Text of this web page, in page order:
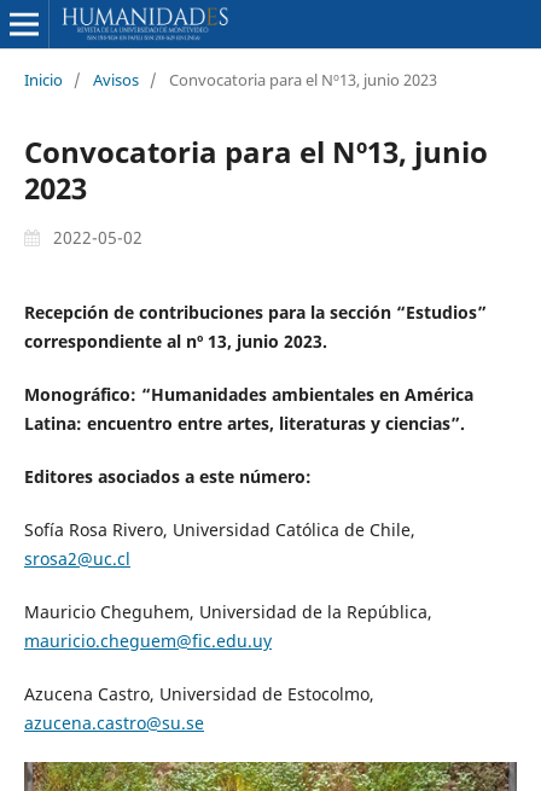
Inicio / Avisos / Convocatoria para el Nº13, junio 2023
Convocatoria para el Nº13, junio
2023
2022-05-02
Recepción de contribuciones para la sección “Estudios”
correspondiente al nº 13, junio 2023.
Monográfico: “Humanidades ambientales en América
Latina: encuentro entre artes, literaturas y ciencias”.
Editores asociados a este número:
Sofía Rosa Rivero, Universidad Católica de Chile,
srosa2@uc.cl
Mauricio Cheguhem, Universidad de la República,
mauricio.cheguem@fic.edu.uy
Azucena Castro, Universidad de Estocolmo,
azucena.castro@su.se